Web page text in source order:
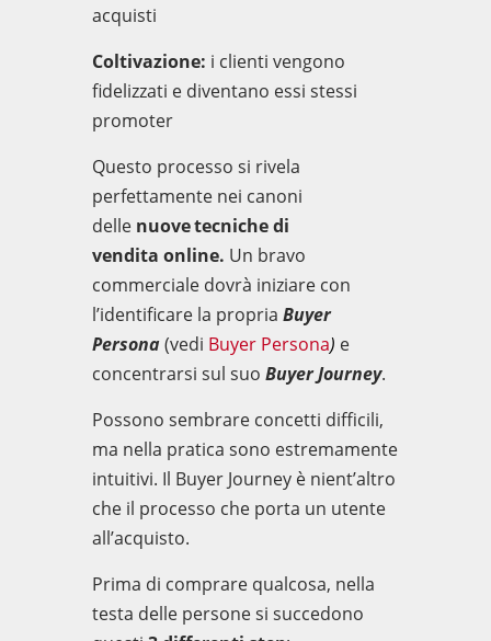
acquisti
Coltivazione: i clienti vengono
fidelizzati e diventano essi stessi
promoter
Questo processo si rivela
perfettamente nei canoni
dellenuovetecniche di
vendita online. Un bravo
commerciale dovrà iniziare con
l’identificare la propria Buyer
Persona(vedi Buyer Persona) e
concentrarsi sul suo Buyer Journey.
Possono sembrare concetti difficili,
ma nella pratica sono estremamente
intuitivi. Il Buyer Journey è nient’altro
che il processo che porta un utente
all’acquisto.
Prima di comprare qualcosa, nella
testa delle persone si succedono